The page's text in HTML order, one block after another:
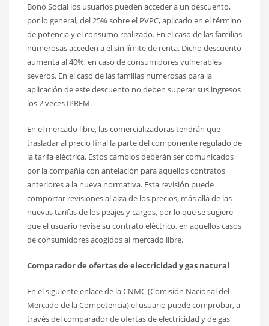
Bono Social los usuarios pueden acceder a un descuento,
por lo general, del 25% sobre el PVPC, aplicado en el término
de potencia y el consumo realizado. En el caso de las familias
numerosas acceden a él sin límite de renta. Dicho descuento
aumenta al 40%, en caso de consumidores vulnerables
severos. En el caso de las familias numerosas para la
aplicación de este descuento no deben superar sus ingresos
los 2 veces IPREM.
En el mercado libre, las comercializadoras tendrán que
trasladar al precio final la parte del componente regulado de
la tarifa eléctrica. Estos cambios deberán ser comunicados
por la compañía con antelación para aquellos contratos
anteriores a la nueva normativa. Esta revisión puede
comportar revisiones al alza de los precios, más allá de las
nuevas tarifas de los peajes y cargos, por lo que se sugiere
que el usuario revise su contrato eléctrico, en aquellos casos
de consumidores acogidos al mercado libre.
Comparador de ofertas de electricidad y gas natural
En el siguiente enlace de la CNMC (Comisión Nacional del
Mercado de la Competencia) el usuario puede comprobar, a
través del comparador de ofertas de electricidad y de gas